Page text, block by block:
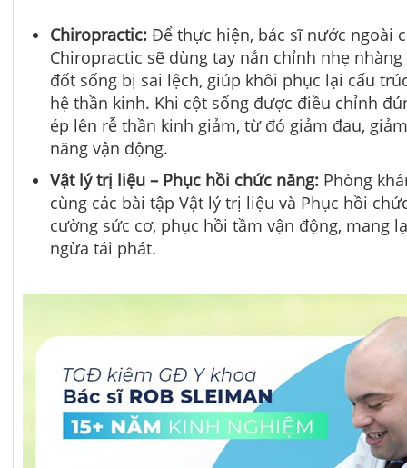
Chiropractic: Để thực hiện, bác sĩ nước ngoài
Chiropractic sẽ dùng tay nắn chỉnh nhẹ
đốt sống bị sai lệch, giúp khôi phục lại cấu
hệ thần kinh. Khi cột sống được điều chỉnh
ép lên rễ thần kinh giảm, từ đó giảm đau,
năng vận động.
Vật lý trị liệu – Phục hồi chức năng: Phòng
cùng các bài tập Vật lý trị liệu và Phục hồi
cường sức cơ, phục hồi tầm vận động, mang
ngừa tái phát.